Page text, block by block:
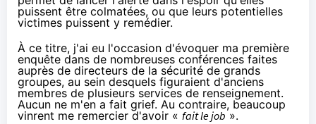
puissent être colmatées, ou que leurs potentielles
victimes puissent y remédier.
À ce titre, j'ai eu l'occasion d'évoquer ma première
enquête dans de nombreuses conférences faites
auprès de directeurs de la sécurité de grands
groupes, au sein desquels figuraient d'anciens
membres de plusieurs services de renseignement.
Aucun ne m'en a fait grief. Au contraire, beaucoup
vinrent me remercier d'avoir « fait le job ».